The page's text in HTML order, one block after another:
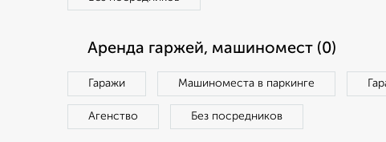
Аренда гаржей, машиномест (0)
Гаражи Машиноместа в паркинге
Агенство Без посредников